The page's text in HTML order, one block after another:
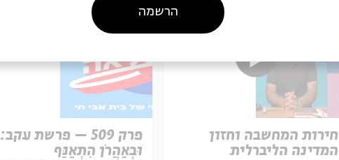
פרק 509 – פרשת עקב:
וּבְאַהֲרֹן הִתְאַנַּף
חירות המחשבה וחזון
המדינה הליברלית
הרשמה